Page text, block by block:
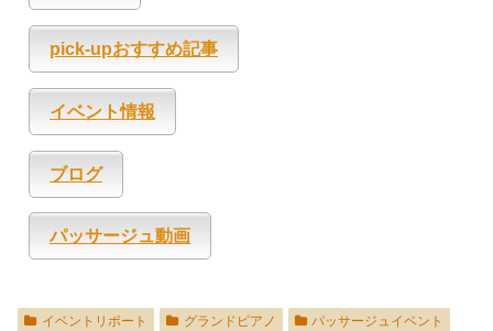
pick-upおすすめ記事
イベント情報
ブログ
パッサージュ動画
イベントリポート グランドピアノ
パッサージュイベント